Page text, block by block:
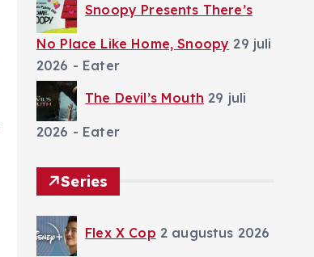
Snoopy Presents There’s
No Place Like Home, Snoopy 29 juli
2026 - Eater
The Devil’s Mouth 29 juli
2026 - Eater
Series
Flex X Cop 2 augustus 2026